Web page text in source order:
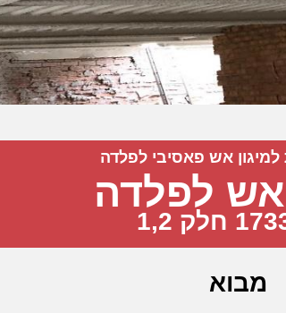
למיגון אש פאסיבי לפלדה
אש לפלדה
מבוא